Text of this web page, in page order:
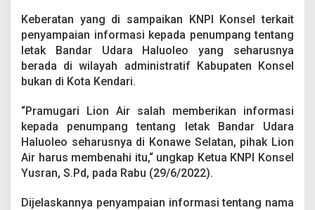
s
k
M
a
a
p
a
i
i
Keberatan yang di sampaikan KNPI Konsel terkait
penyampaian informasi kepada penumpang tentang
letak Bandar Udara Haluoleo yang seharusnya
berada di wilayah administratif Kabupaten Konsel
bukan di Kota Kendari.
“Pramugari Lion Air salah memberikan informasi
kepada penumpang tentang letak Bandar Udara
Haluoleo seharusnya di Konawe Selatan, pihak Lion
Air harus membenahi itu,“ ungkap Ketua KNPI Konsel
Yusran, S.Pd, pada Rabu (29/6/2022).
Dijelaskannya penyampaian informasi tentang nama